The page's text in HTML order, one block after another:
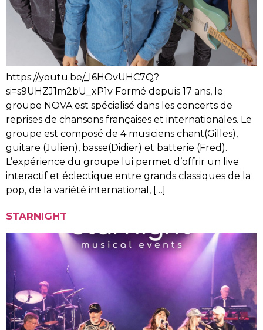
https://youtu.be/_l6HOvUHC7Q?
si=s9UHZJ1m2bU_xP1v Formé depuis 17 ans, le
groupe NOVA est spécialisé dans les concerts de
reprises de chansons françaises et internationales. Le
groupe est composé de 4 musiciens chant(Gilles),
guitare (Julien), basse(Didier) et batterie (Fred).
L’expérience du groupe lui permet d’offrir un live
interactif et éclectique entre grands classiques de la
pop, de la variété international, […]
STARNIGHT